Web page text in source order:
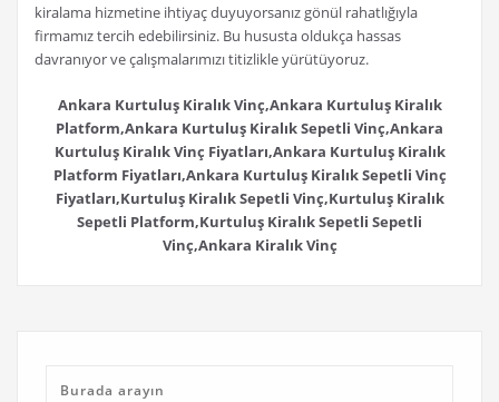
kiralama hizmetine ihtiyaç duyuyorsanız gönül rahatlığıyla
firmamız tercih edebilirsiniz. Bu hususta oldukça hassas
davranıyor ve çalışmalarımızı titizlikle yürütüyoruz.
Ankara Kurtuluş Kiralık Vinç,Ankara Kurtuluş Kiralık
Platform,Ankara Kurtuluş Kiralık Sepetli Vinç,Ankara
Kurtuluş Kiralık Vinç Fiyatları,Ankara Kurtuluş Kiralık
Platform Fiyatları,Ankara Kurtuluş Kiralık Sepetli Vinç
Fiyatları,Kurtuluş Kiralık Sepetli Vinç,Kurtuluş Kiralık
Sepetli Platform,Kurtuluş Kiralık Sepetli Sepetli
Vinç,Ankara Kiralık Vinç